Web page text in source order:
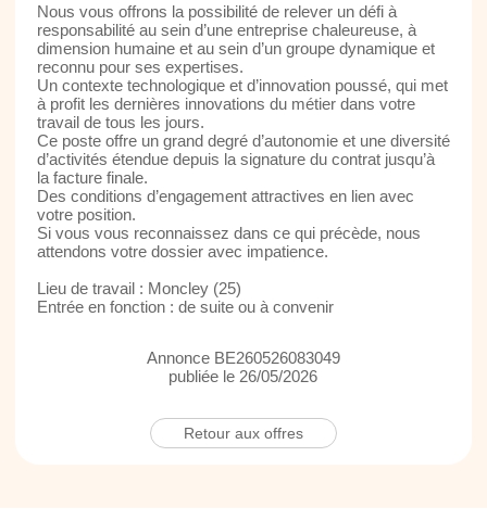
Nous vous offrons la possibilité de relever un défi à
responsabilité au sein d’une entreprise chaleureuse, à
dimension humaine et au sein d’un groupe dynamique et
reconnu pour ses expertises.
Un contexte technologique et d’innovation poussé, qui met
à profit les dernières innovations du métier dans votre
travail de tous les jours.
Ce poste offre un grand degré d’autonomie et une diversité
d’activités étendue depuis la signature du contrat jusqu’à
la facture finale.
Des conditions d’engagement attractives en lien avec
votre position.
Si vous vous reconnaissez dans ce qui précède, nous
attendons votre dossier avec impatience.
Lieu de travail : Moncley (25)
Entrée en fonction : de suite ou à convenir
Annonce BE260526083049
publiée le 26/05/2026
Retour aux offres